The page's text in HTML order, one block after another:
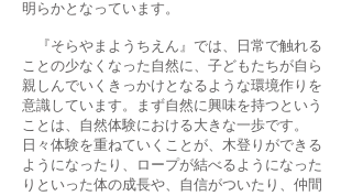
明らかとなっています。
『そらやまようちえん』では、日常で触れる
ことの少なくなった自然に、子どもたちが自ら
親しんでいくきっかけとなるような環境作りを
意識しています。まず自然に興味を持つという
ことは、自然体験における大きな一歩です。
日々体験を重ねていくことが、木登りができる
ようになったり、ロープが結べるようになった
りといった体の成長や、自信がついたり、仲間